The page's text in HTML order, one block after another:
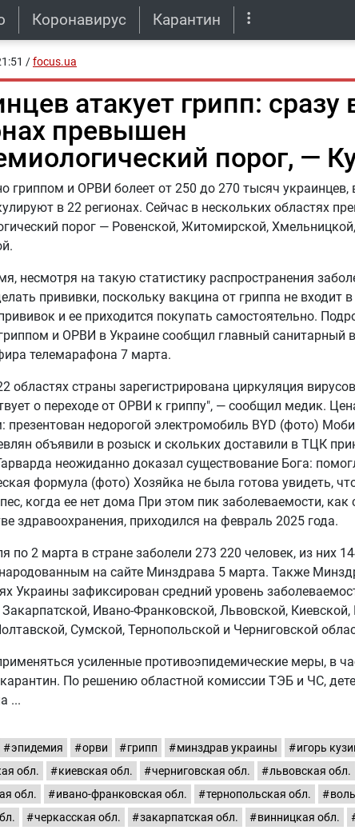
Коронавирус Карантин
/focus.ua
атакует грипп: сразу
превышен
порог, —
гриппом и ОРВИ болеет от 250 до 270 тысяч украинцев,
в 22 регионах. Сейчас в нескольких областях
порог — Ровенской, Житомирской,
несмотря на такую статистику распространения
прививки, поскольку вакцина от гриппа не входит
и ее приходится покупать самостоятельно.
и ОРВИ в Украине сообщил главный санитарный
телемарафона 7 марта.
областях страны зарегистрирована циркуляция
о переходе от ОРВИ к гриппу", — сообщил медик.
презентован недорогой электромобиль BYD (фото)
объявили в розыск и скольких доставили в ТЦК
неожиданно доказал существование Бога:
формула (фото) Хозяйка не была готова увидеть,
когда ее нет дома При этом пик заболеваемости,
здравоохранения, приходился на февраль 2025 года.
по 2 марта в стране заболели 273 220 человек, из них
на сайте Минздрава 5 марта. Также
Украины зафиксирован средний уровень
Ивано-Франковской, Львовской, Киевской,
Сумской, Тернопольской и Черниговской
усиленные противоэпидемические меры, в
По решению областной комиссии ТЭБ и ЧС,
эпидемия орви грипп минздрав украины игорь
обл.
киевская обл. черниговская обл.
львовская обл.
обл.
ивано-франковская обл. тернопольская обл.
черкасская обл. закарпатская обл. винницкая обл.